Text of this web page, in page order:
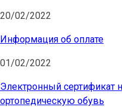
20/02/2022
Информация об оплате
01/02/2022
Электронный сертификат
ортопедическую обувь